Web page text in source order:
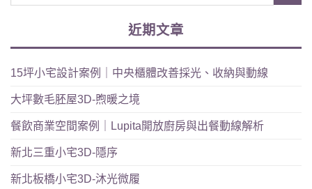
近期文章
15坪小宅設計案例｜中央櫃體改善採光、收納與動線
大坪數毛胚屋3D-煦暖之境
餐飲商業空間案例｜Lupita開放廚房與出餐動線解析
新北三重小宅3D-隱序
新北板橋小宅3D-沐光微履